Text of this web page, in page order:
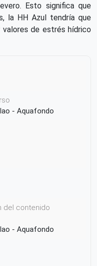
Esto significa que
la HH Azul tendría que
valores de estrés hídrico
- Aquafondo
del contenido
- Aquafondo